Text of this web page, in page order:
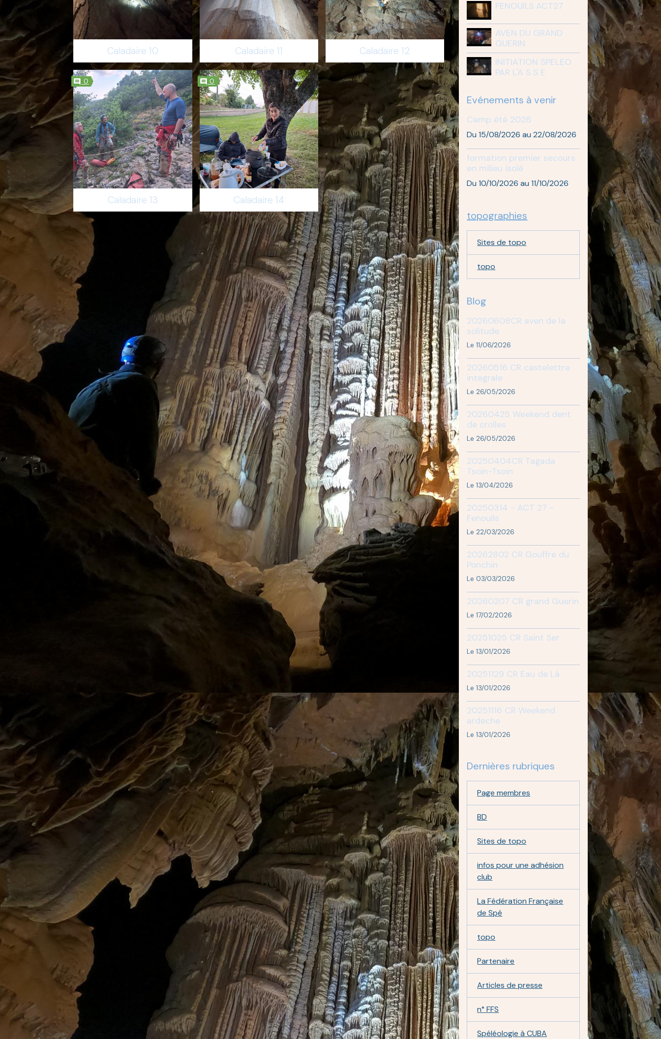
Caladaire 10 Caladaire 11 Caladaire 12
0
Caladaire 13
0
Caladaire 14
FENOUILS ACT27
AVEN DU GRAND
GUERIN
INITIATION SPELEO
PAR L'A S S E
Evénements à venir
Camp été 2026
Du 15/08/2026 au 22/08/2026
formation premier secours
en milieu isolé
Du 10/10/2026 au 11/10/2026
topographies
Sites de topo
topo
Blog
20260608CR aven de la
solitude
Le 11/06/2026
20260516 CR castelettre
integrale
Le 26/05/2026
20260425 Weekend dent
de crolles
Le 26/05/2026
20250404CR Tagada
Tsoin-Tsoin
Le 13/04/2026
20250314 - ACT 27 -
Fenouils
Le 22/03/2026
20262802 CR Gouffre du
Ponchin
Le 03/03/2026
20260207 CR grand Guerin
Le 17/02/2026
20251025 CR Saint Ser
Le 13/01/2026
20251129 CR Eau de Là
Le 13/01/2026
20251116 CR Weekend
ardeche
Le 13/01/2026
Dernières rubriques
Page membres
BD
Sites de topo
infos pour une adhésion
club
La Fédération Française
de Spé
topo
Partenaire
Articles de presse
n° FFS
Spéléologie à CUBA